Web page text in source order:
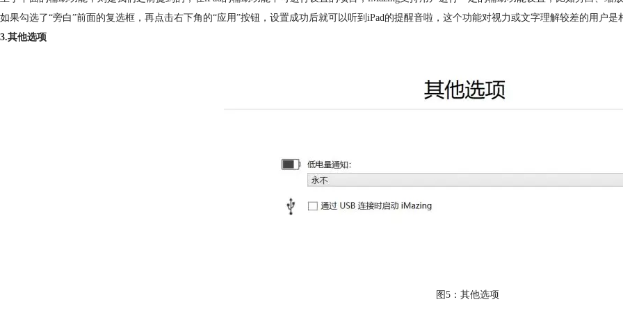
如果勾选了“旁白”前面的复选框，再点击右下角的“应用”按钮，设置成功后就可以听到iPad的提醒音啦，这个功能对视力或文字理解较差的用户是
3.其他选项
图5：其他选项